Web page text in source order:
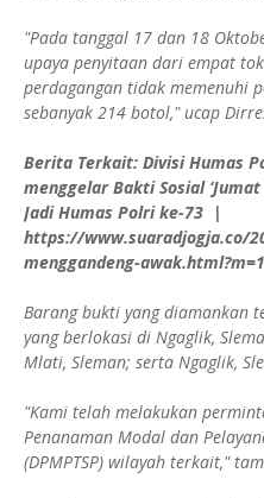
"Pada tanggal 17 dan 18
upaya penyitaan dari empat
perdagangan tidak memenuhi
sebanyak 214 botol," ucap
Berita Terkait: Divisi Humas
menggelar Bakti Sosial
Jadi Humas Polri ke-73 |
https://www.suaradjogja.co/
menggandeng-awak.html?m=1
Barang bukti yang diamankan
yang berlokasi di Ngaglik,
Mlati, Sleman; serta Ngaglik,
"Kami telah melakukan
Penanaman Modal dan
(DPMPTSP) wilayah terkait,"